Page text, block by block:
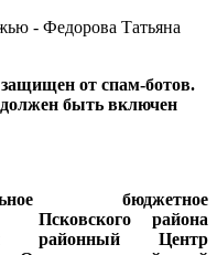
- Федорова Татьяна
от спам-ботов.
должен быть включен
бюджетное
Псковского района
районный Центр